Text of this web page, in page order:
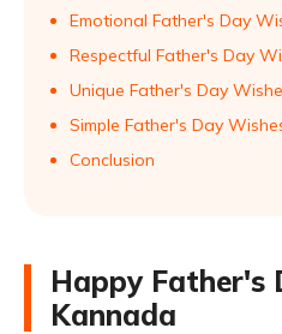
Emotional Father's Day
Respectful Father's Day
Unique Father's Day
Simple Father's Day
Conclusion
Happy Father's
Kannada